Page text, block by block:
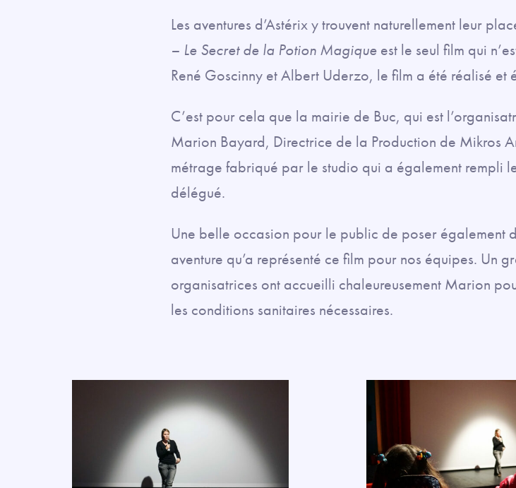
Les aventures d’Astérix y trouvent naturellement leur
– Le Secret de la Potion Magique est le seul film qui
René Goscinny et Albert Uderzo, le film a été réalisé
C’est pour cela que la mairie de Buc, qui est
Marion Bayard, Directrice de la Production de Mikros
métrage fabriqué par le studio qui a également rempli
délégué.
Une belle occasion pour le public de poser également
aventure qu’a représenté ce film pour nos équipes. Un
organisatrices ont accueilli chaleureusement Marion
les conditions sanitaires nécessaires.